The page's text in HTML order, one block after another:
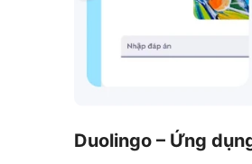
Duolingo – Ứng